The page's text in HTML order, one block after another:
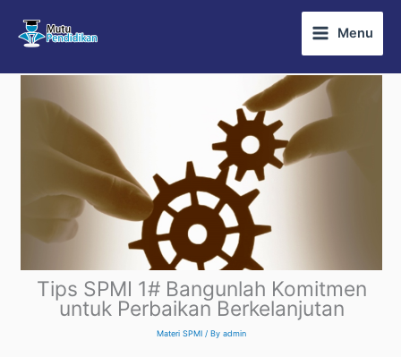
Menu
Tips SPMI 1# Bangunlah Komitmen
untuk Perbaikan Berkelanjutan
Materi SPMI / By admin